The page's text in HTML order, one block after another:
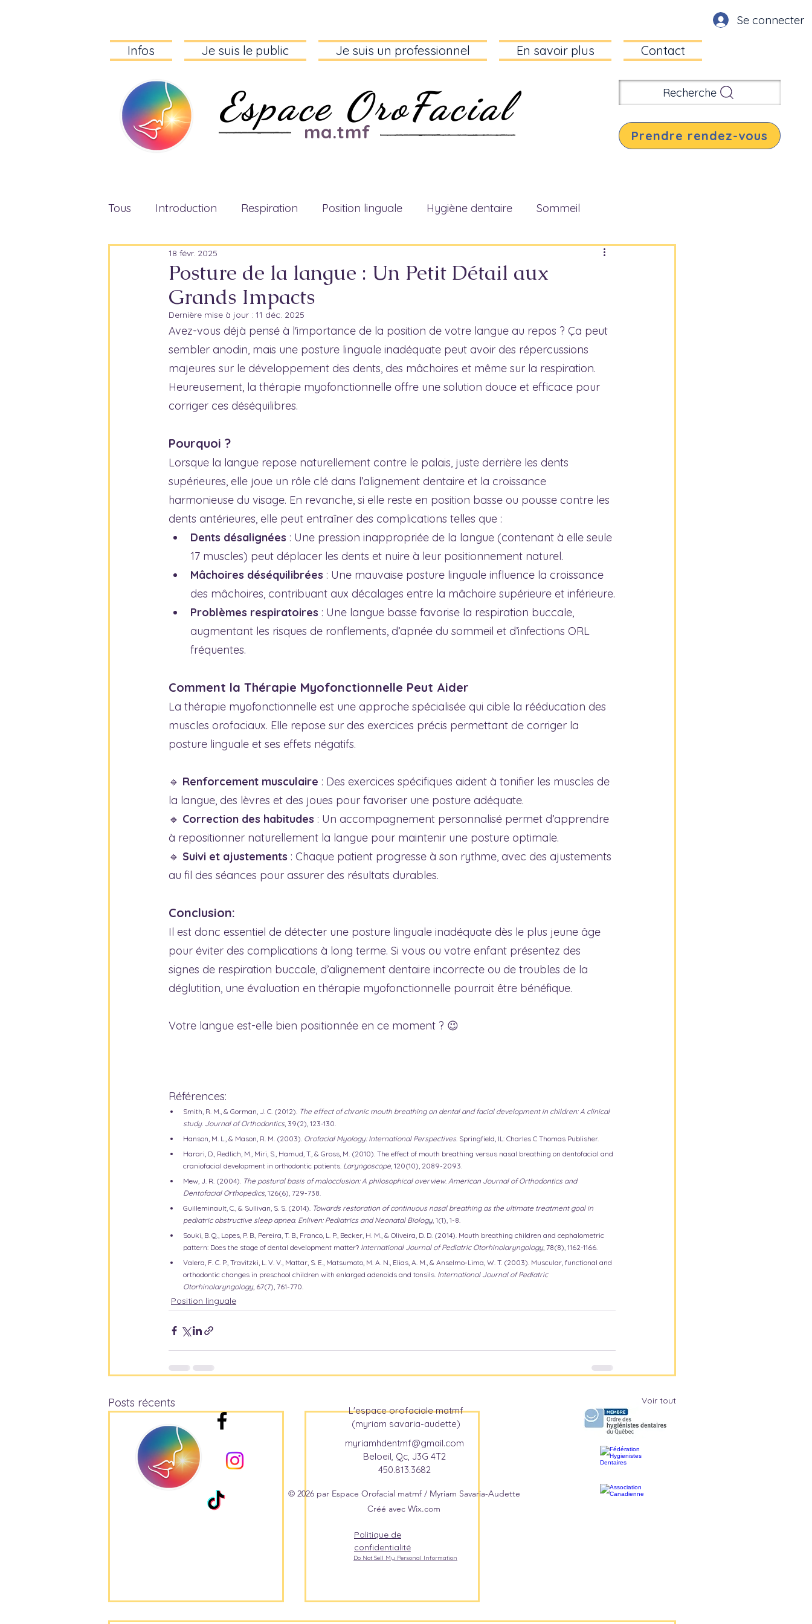
Se connecter
Infos Je suis le public Je suis un professionnel En savoir plus Contact
Espace OroFacial
ma.tmf
Recherche
Prendre rendez-vous
Tous Introduction Respiration Position linguale Hygiène dentaire Sommeil
Tensions musculaires
Posture de la langue : Un Petit Détail aux
Grands Impacts
18 févr. 2025
Dernière mise à jour : 11 déc. 2025
Avez-vous déjà pensé à l'importance de la position de votre langue au repos ? Ça peut
sembler anodin, mais une posture linguale inadéquate peut avoir des répercussions
majeures sur le développement des dents, des mâchoires et même sur la respiration.
Heureusement, la thérapie myofonctionnelle offre une solution douce et efficace pour
corriger ces déséquilibres.
Pourquoi ?
Lorsque la langue repose naturellement contre le palais, juste derrière les dents
supérieures, elle joue un rôle clé dans l’alignement dentaire et la croissance
harmonieuse du visage. En revanche, si elle reste en position basse ou pousse contre les
dents antérieures, elle peut entraîner des complications telles que :
Dents désalignées : Une pression inappropriée de la langue (contenant à elle seule
17 muscles) peut déplacer les dents et nuire à leur positionnement naturel.
Mâchoires déséquilibrées : Une mauvaise posture linguale influence la croissance
des mâchoires, contribuant aux décalages entre la mâchoire supérieure et inférieure.
Problèmes respiratoires : Une langue basse favorise la respiration buccale,
augmentant les risques de ronflements, d’apnée du sommeil et d’infections ORL
fréquentes.
Comment la Thérapie Myofonctionnelle Peut Aider
La thérapie myofonctionnelle est une approche spécialisée qui cible la rééducation des
muscles orofaciaux. Elle repose sur des exercices précis permettant de corriger la
posture linguale et ses effets négatifs.
🔹 Renforcement musculaire : Des exercices spécifiques aident à tonifier les muscles de
la langue, des lèvres et des joues pour favoriser une posture adéquate.
🔹 Correction des habitudes : Un accompagnement personnalisé permet d’apprendre
à repositionner naturellement la langue pour maintenir une posture optimale.
🔹 Suivi et ajustements : Chaque patient progresse à son rythme, avec des ajustements
au fil des séances pour assurer des résultats durables.
Conclusion:
Il est donc essentiel de détecter une posture linguale inadéquate dès le plus jeune âge
pour éviter des complications à long terme. Si vous ou votre enfant présentez des
signes de respiration buccale, d’alignement dentaire incorrecte ou de troubles de la
déglutition, une évaluation en thérapie myofonctionnelle pourrait être bénéfique.
Votre langue est-elle bien positionnée en ce moment ? 😉
Références:
Smith, R. M., & Gorman, J. C. (2012). The effect of chronic mouth breathing on dental and facial development in children: A clinical
study. Journal of Orthodontics, 39(2), 123-130.
Hanson, M. L., & Mason, R. M. (2003). Orofacial Myology: International Perspectives. Springfield, IL: Charles C Thomas Publisher.
Harari, D., Redlich, M., Miri, S., Hamud, T., & Gross, M. (2010). The effect of mouth breathing versus nasal breathing on dentofacial and
craniofacial development in orthodontic patients. Laryngoscope, 120(10), 2089-2093.
Mew, J. R. (2004). The postural basis of malocclusion: A philosophical overview. American Journal of Orthodontics and
Dentofacial Orthopedics, 126(6), 729-738.
Guilleminault, C., & Sullivan, S. S. (2014). Towards restoration of continuous nasal breathing as the ultimate treatment goal in
pediatric obstructive sleep apnea. Enliven: Pediatrics and Neonatal Biology, 1(1), 1-8.
Souki, B. Q., Lopes, P. B., Pereira, T. B., Franco, L. P., Becker, H. M., & Oliveira, D. D. (2014). Mouth breathing children and cephalometric
pattern: Does the stage of dental development matter? International Journal of Pediatric Otorhinolaryngology, 78(8), 1162-1166.
Valera, F. C. P., Travitzki, L. V. V., Mattar, S. E., Matsumoto, M. A. N., Elias, A. M., & Anselmo-Lima, W. T. (2003). Muscular, functional and
orthodontic changes in preschool children with enlarged adenoids and tonsils. International Journal of Pediatric
Otorhinolaryngology, 67(7), 761-770.
Position linguale
Posts récents Voir tout
L'espace orofaciale matmf
(myriam savaria-audette)
myriamhdentmf@gmail.com
Beloeil, Qc, J3G 4T2
450.813.3682
© 2026 par Espace Orofacial matmf / Myriam Savaria-Audette
Créé avec Wix.com
Politique de
confidentialité
Do Not Sell My Personal Information